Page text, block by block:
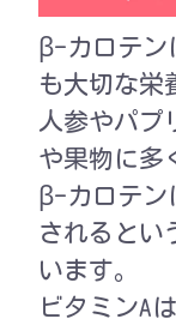
β-カロテン
も大切な栄
人参やパプ
や果物に多
β-カロテン
されるとい
います。
ビタミンA